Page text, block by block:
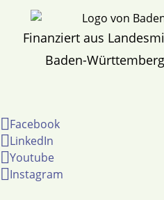
Finanziert aus
Baden-
Facebook
LinkedIn
Youtube
Instagram